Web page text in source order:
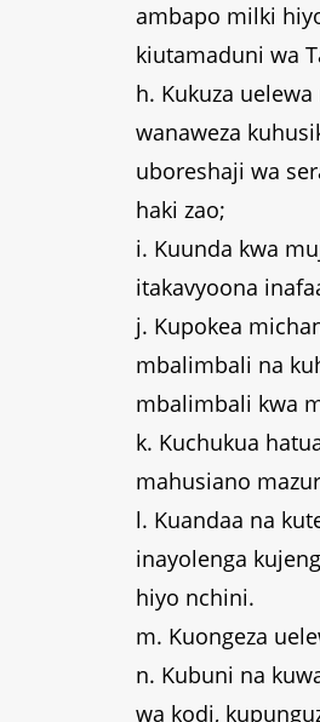
ambapo milki
kiutamaduni wa
h. Kukuza
wanaweza
uboreshaji wa
haki zao;
i. Kuunda kwa
itakavyoona
j. Kupokea
mbalimbali na
mbalimbali kwa
k. Kuchukua
mahusiano
l. Kuandaa na
inayolenga
hiyo nchini.
m. Kuongeza
n. Kubuni na
wa kodi,